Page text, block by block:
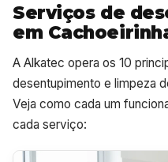
Serviços de
em
A Alkatec opera os 10
desentupimento e limpeza
Veja como cada um
cada serviço: